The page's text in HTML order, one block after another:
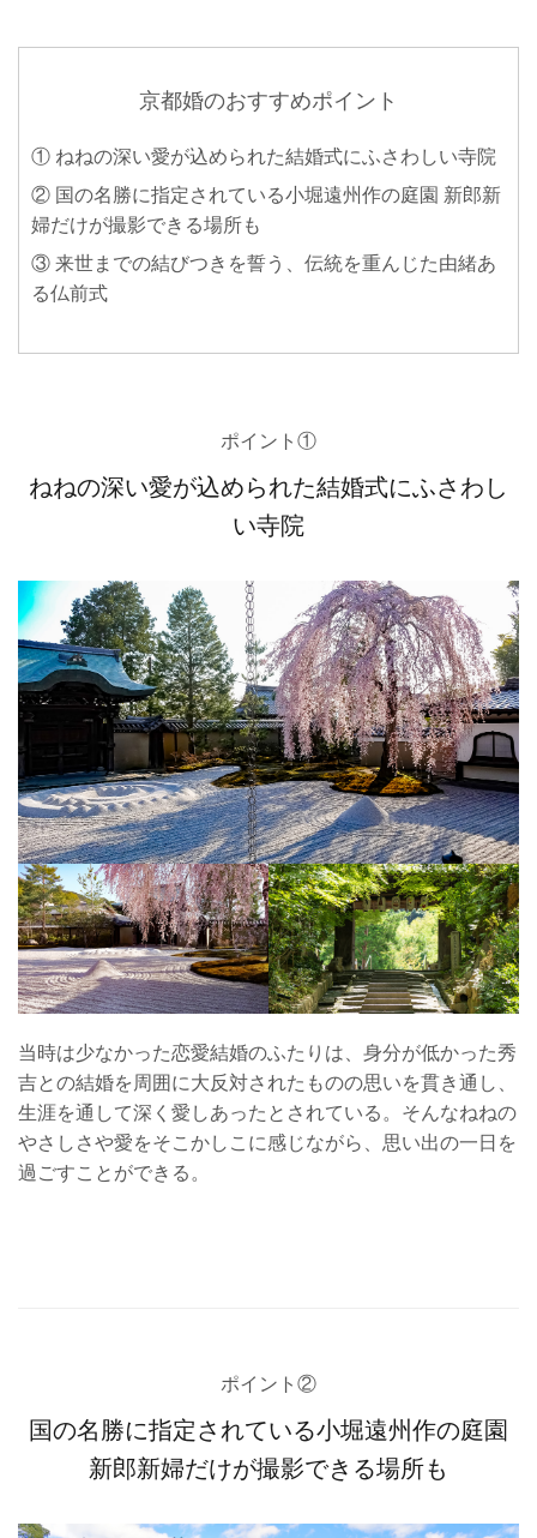
京都婚のおすすめポイント
① ねねの深い愛が込められた結婚式にふさわしい寺院
② 国の名勝に指定されている小堀遠州作の庭園 新郎新
婦だけが撮影できる場所も
③ 来世までの結びつきを誓う、伝統を重んじた由緒あ
る仏前式
ポイント①
ねねの深い愛が込められた結婚式にふさわし
い寺院
当時は少なかった恋愛結婚のふたりは、身分が低かった秀
吉との結婚を周囲に大反対されたものの思いを貫き通し、
生涯を通して深く愛しあったとされている。そんなねねの
やさしさや愛をそこかしこに感じながら、思い出の一日を
過ごすことができる。
ポイント②
国の名勝に指定されている小堀遠州作の庭園
新郎新婦だけが撮影できる場所も